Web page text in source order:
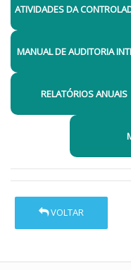
ATIVIDADES DA
MANUAL DE AUDITORIA
RELATÓRIOS ANUAIS
VOLTAR